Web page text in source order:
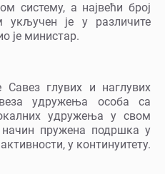
систему, а највећи број
укључен је у различите
је министар.
глувих и наглувих
удружења особа са
удружења у свом
пружена подршка у
у континуитету.